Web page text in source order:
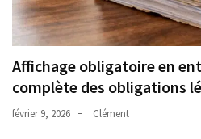
Affichage obligatoire en
complète des obligations
février 9, 2026 Clément